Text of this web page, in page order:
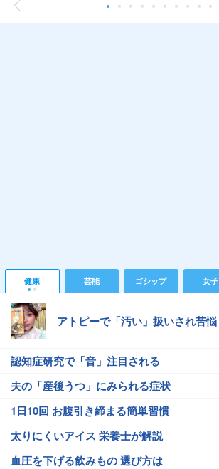
健康 芸能 ゴシップ 女子
アトピーで「汚い」扱いされ苦悩
認知症研究で「音」注目される
夫の「産後うつ」にみられる症状
1日10回 お腹引き締まる簡単習慣
太りにくいアイス 栄養士が解説
血圧を下げる飲みもの 選び方は